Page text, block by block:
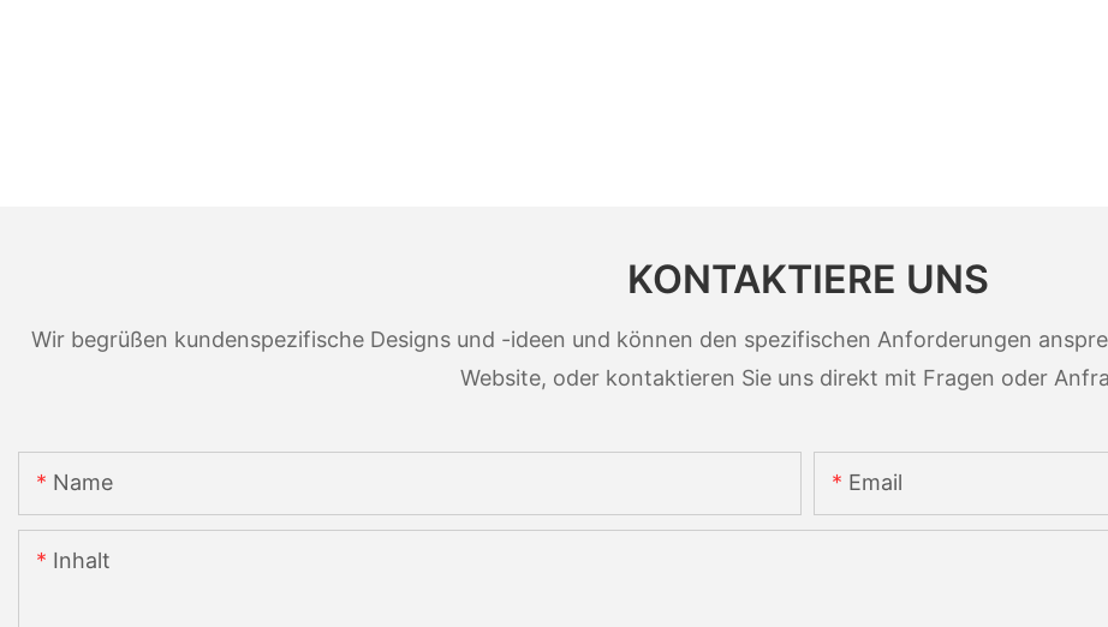
KONTAKTIERE UNS
Wir begrüßen kundenspezifische Designs und -ideen und können den spezifischen Anforderungen
Website, oder kontaktieren Sie uns direkt mit Fragen oder
Name Email
Inhalt